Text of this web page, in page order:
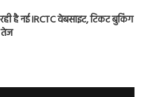
है नई IRCTC वेबसाइट, टिकट बुकिंग